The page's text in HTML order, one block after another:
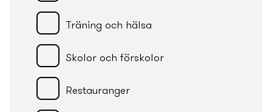
Träning och hälsa
Skolor och förskolor
Restauranger